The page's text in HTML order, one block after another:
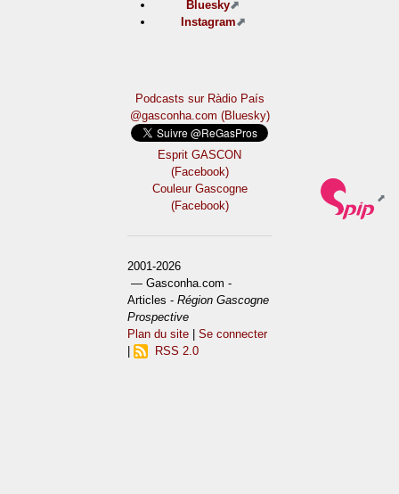
Bluesky
Instagram
Podcasts sur Ràdio País
@gasconha.com (Bluesky)
Esprit GASCON
(Facebook)
Couleur Gascogne
(Facebook)
2001-2026
— Gasconha.com -
Articles -Région Gascogne
Prospective
Plan du site |Se connecter
RSS 2.0